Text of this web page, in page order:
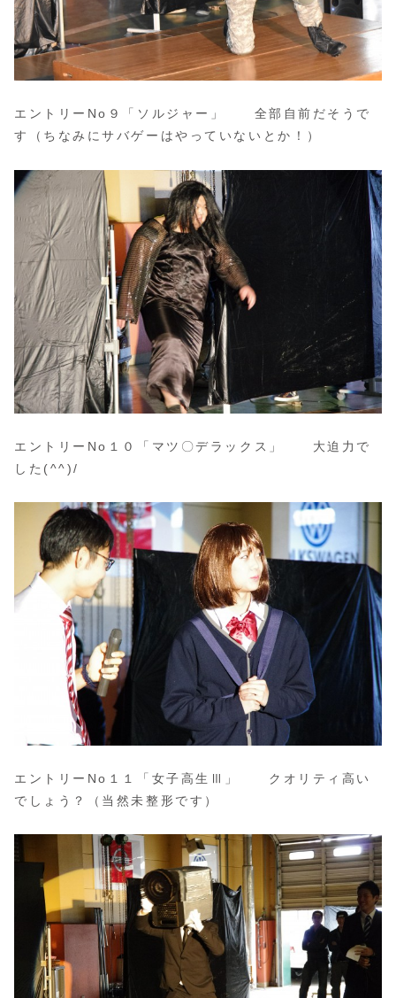
エントリーNo９「ソルジャー」 全部自前だそうで
す（ちなみにサバゲーはやっていないとか！）
エントリーNo１０「マツ〇デラックス」 大迫力で
した(^^)/
エントリーNo１１「女子高生Ⅲ」 クオリティ高い
でしょう？（当然未整形です）